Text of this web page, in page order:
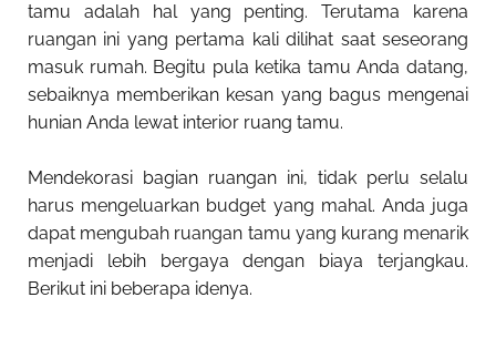
tamu adalah hal yang penting. Terutama karena
ruangan ini yang pertama kali dilihat saat seseorang
masuk rumah. Begitu pula ketika tamu Anda datang,
sebaiknya memberikan kesan yang bagus mengenai
hunian Anda lewat interior ruang tamu.
Mendekorasi bagian ruangan ini, tidak perlu selalu
harus mengeluarkan budget yang mahal. Anda juga
dapat mengubah ruangan tamu yang kurang menarik
menjadi lebih bergaya dengan biaya terjangkau.
Berikut ini beberapa idenya.